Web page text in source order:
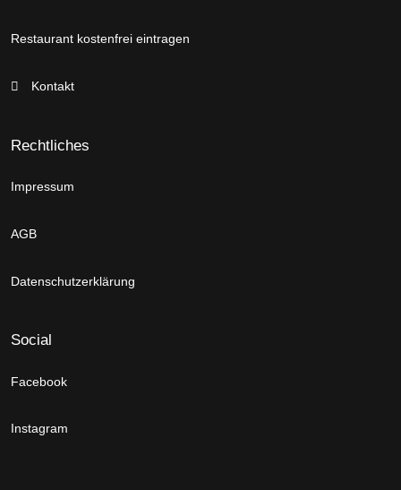
Restaurant kostenfrei eintragen
Kontakt
Rechtliches
Impressum
AGB
Datenschutzerklärung
Social
Facebook
Instagram